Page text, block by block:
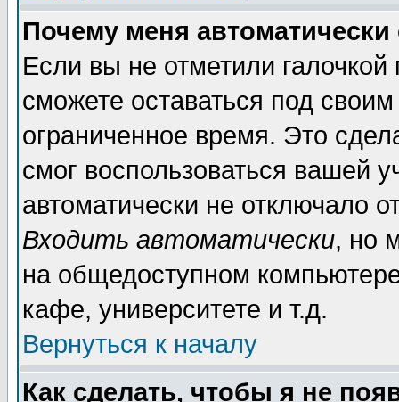
Почему меня автоматически
Если вы не отметили галочкой
сможете оставаться под
ограниченное время. Это
смог воспользоваться вашей
автоматически не отключало
Входить автоматически, но
на общедоступном
кафе, университете и т.д.
Вернуться к началу
Как сделать, чтобы я не